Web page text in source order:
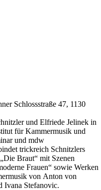
Schlossstraße 47, 1130
und Elfriede Jelinek in
für Kammermusik und
und mdw
trickreich Schnitzlers
Braut“ mit Szenen
Frauen“ sowie Werken
von Anton von
Ivana Stefanovic.